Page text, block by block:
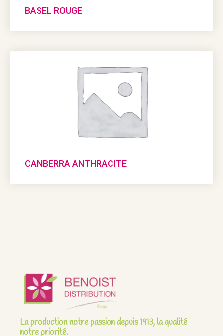
BASEL ROUGE
CANBERRA ANTHRACITE
La production notre passion depuis 1913, la qualité
notre priorité.